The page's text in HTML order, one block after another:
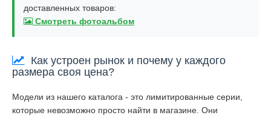
доставленных товаров:
Смотреть фотоальбом
Как устроен рынок и почему у каждого
размера своя цена?
Модели из нашего каталога - это лимитированные серии,
которые невозможно просто найти в магазине. Они